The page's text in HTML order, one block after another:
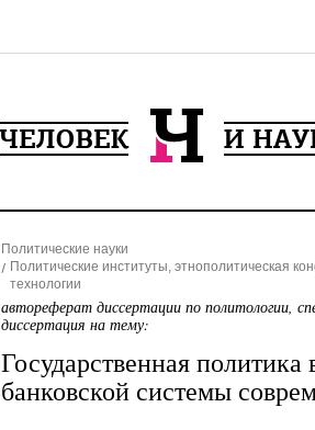
Политические науки
Политические институты, этнополитическая
технологии
автореферат диссертации по политологии,
диссертация на тему:
Государственная
банковской системы